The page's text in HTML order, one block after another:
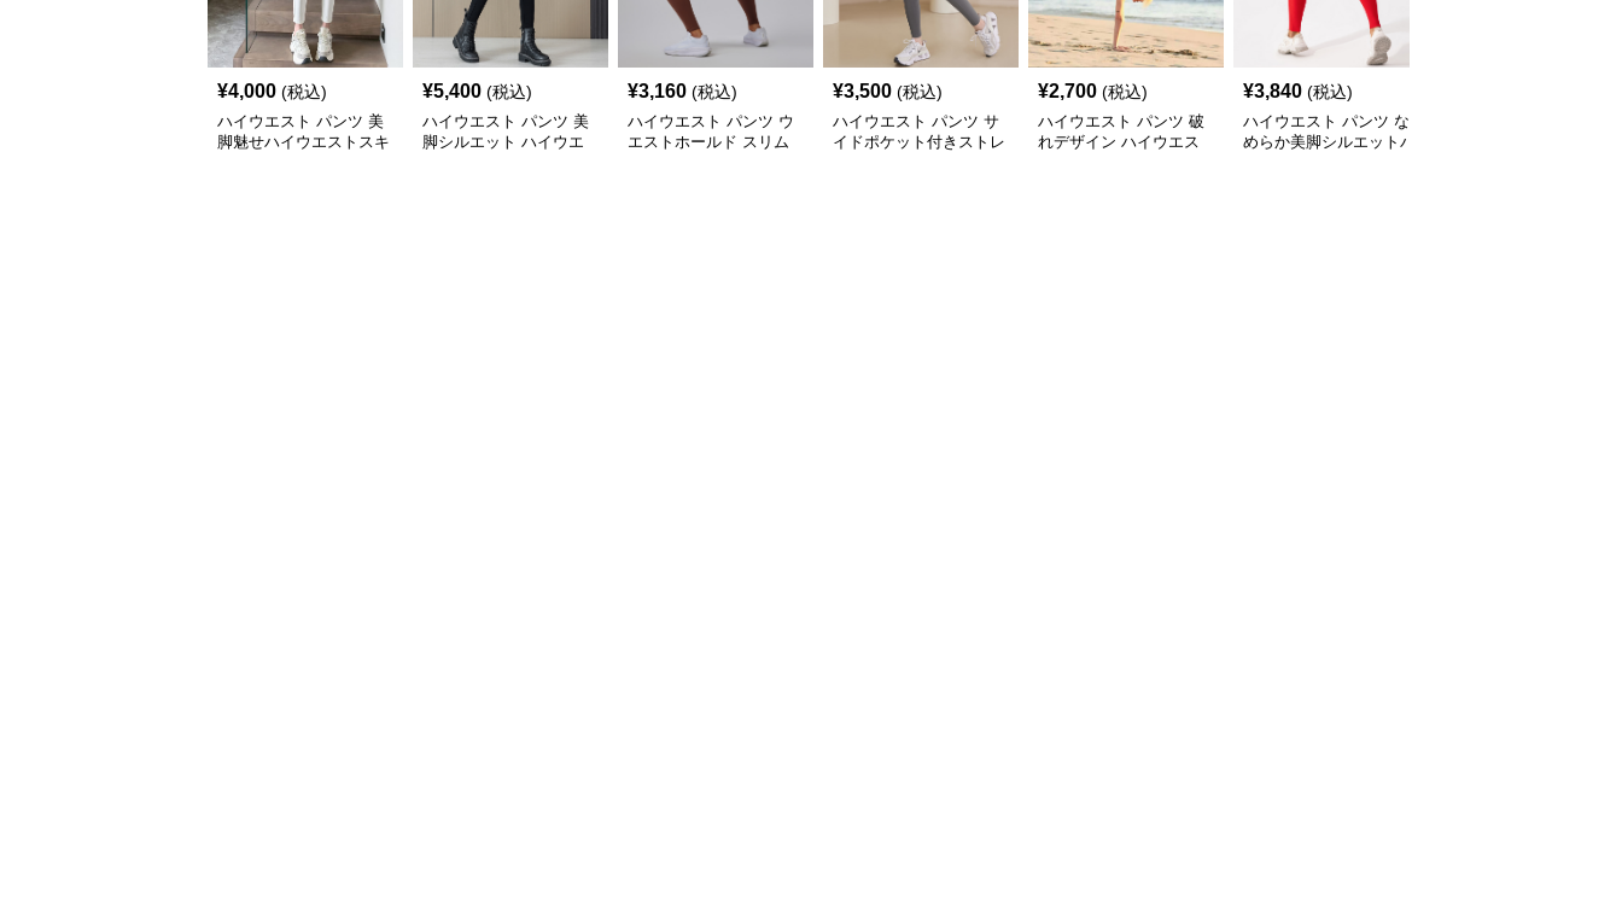
¥4,000 (税込)
ハイウエスト パンツ 美
脚魅せハイウエストスキ
¥5,400 (税込)
ハイウエスト パンツ 美
脚シルエット ハイウエ
¥3,160 (税込)
ハイウエスト パンツ ウ
エストホールド スリム
¥3,500 (税込)
ハイウエスト パンツ サ
イドポケット付きストレ
¥2,700 (税込)
ハイウエスト パンツ 破
れデザイン ハイウエス
¥3,840 (税込)
ハイウエスト パンツ な
めらか美脚シルエットパ